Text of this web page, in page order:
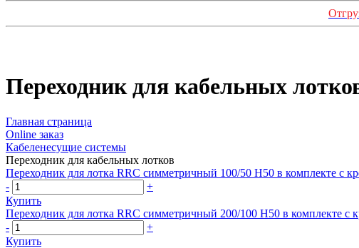
Переходник для кабельных
Главная страница
Оnline заказ
Кабеленесущие системы
Переходник для кабельных лотков
Переходник для лотка RRC симметричный 100/50 H50 в комплекте с
-
+
Купить
Переходник для лотка RRC симметричный 200/100 H50 в комплекте с
-
+
Купить